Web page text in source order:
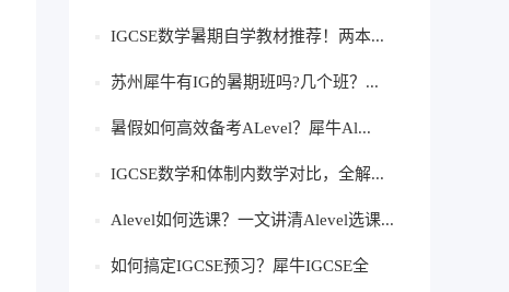
IGCSE数学暑期自学教材推荐！两本...
苏州犀牛有IG的暑期班吗?几个班？...
暑假如何高效备考ALevel？犀牛Al...
IGCSE数学和体制内数学对比，全解...
Alevel如何选课？一文讲清Alevel选课...
如何搞定IGCSE预习？犀牛IGCSE全